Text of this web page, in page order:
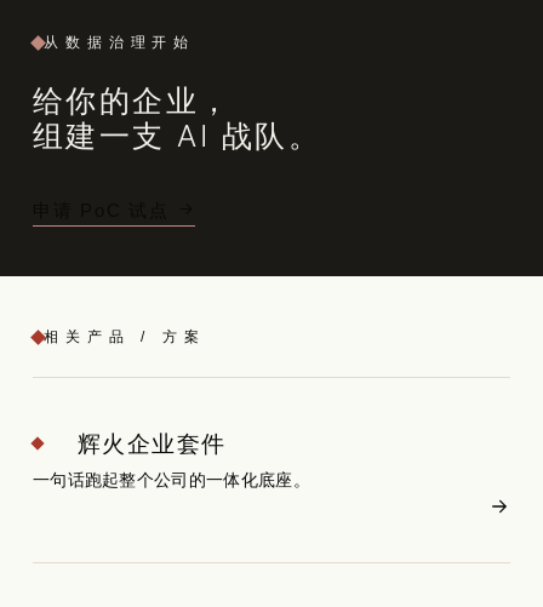
从数据治理开始
给你的企业，
组建一支 AI 战队。
相关产品 / 方案
辉火企业套件
一句话跑起整个公司的一体化底座。